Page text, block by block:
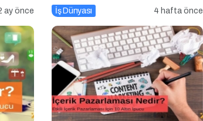
ay önce
Başına Mürsel Ferhat Sağlam
İş Dünyası 4 hafta önce